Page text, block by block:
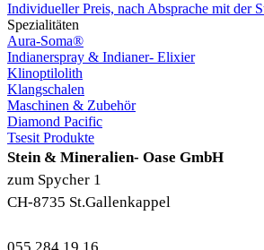
Individueller Preis, nach Absprache mit der
Spezialitäten
Aura-Soma®
Indianerspray & Indianer- Elixier
Klinoptilolith
Klangschalen
Maschinen & Zubehör
Diamond Pacific
Tsesit Produkte
Stein & Mineralien- Oase GmbH
zum Spycher 1
CH-8735 St.Gallenkappel